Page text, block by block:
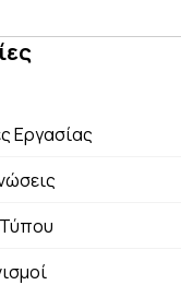
Εργασίας